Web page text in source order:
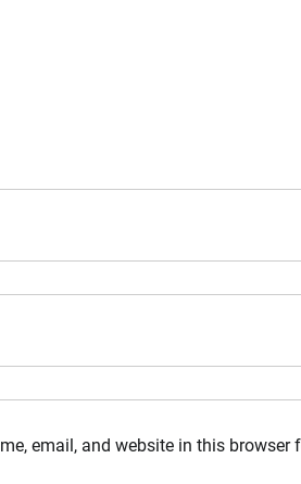
email, and website in this browser